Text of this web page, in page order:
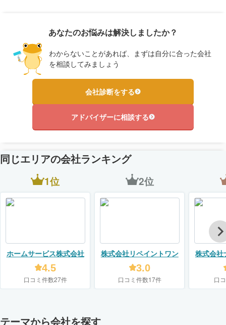
あなたのお悩みは解決しましたか？
わからないことがあれば、まずは自分に合った会社
を相談してみましょう
会社診断をする
アドバイザーに相談する
同じエリアの会社ランキング
1位
ホームサービス株式会社
4.5
口コミ件数27件
2位
株式会社リペイントワン
3.0
口コミ件数17件
株式会社
口
テーマから会社を探す